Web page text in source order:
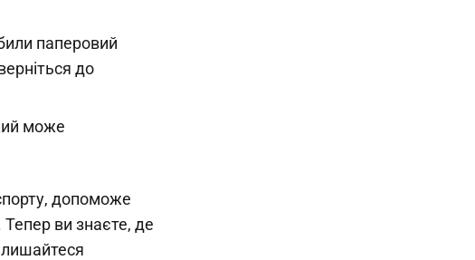
паперовий
до
може
допоможе
ви знаєте, де